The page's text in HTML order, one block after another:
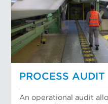
PROCESS AUDIT
An operational audit